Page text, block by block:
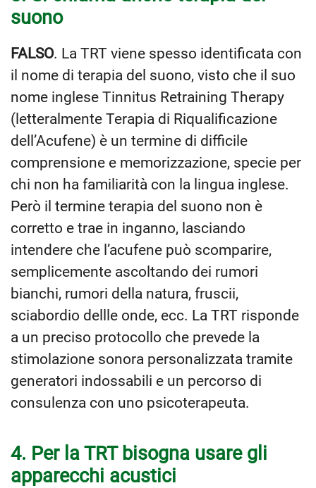
suono
FALSO. La TRT viene spesso identificata con
il nome di terapia del suono, visto che il suo
nome inglese Tinnitus Retraining Therapy
(letteralmente Terapia di Riqualificazione
dell’Acufene) è un termine di difficile
comprensione e memorizzazione, specie per
chi non ha familiarità con la lingua inglese.
Però il termine terapia del suono non è
corretto e trae in inganno, lasciando
intendere che l’acufene può scomparire,
semplicemente ascoltando dei rumori
bianchi, rumori della natura, fruscii,
sciabordio dellle onde, ecc. La TRT risponde
a un preciso protocollo che prevede la
stimolazione sonora personalizzata tramite
generatori indossabili e un percorso di
consulenza con uno psicoterapeuta.
4. Per la TRT bisogna usare gli
apparecchi acustici